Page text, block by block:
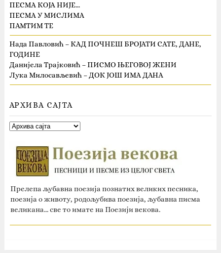
ПЕСМА КОЈА НИЈЕ…
ПЕСМА У МИСЛИМА
ПАМТИМ ТЕ
Нада Павловић – КАД ПОЧНЕШ БРОЈАТИ САТЕ, ДАНЕ,
ГОДИНЕ
Данијела Трајковић – ПИСМО ЊЕГОВОЈ ЖЕНИ
Лука Милосављевић – ДОК ЈОШ ИМА ДАНА
АРХИВА САЈТА
Прелепа љубавна поезија познатих великих песника,
поезија о животу, родољубива поезија, љубавна писма
великана... све то имате на Поезији векова.